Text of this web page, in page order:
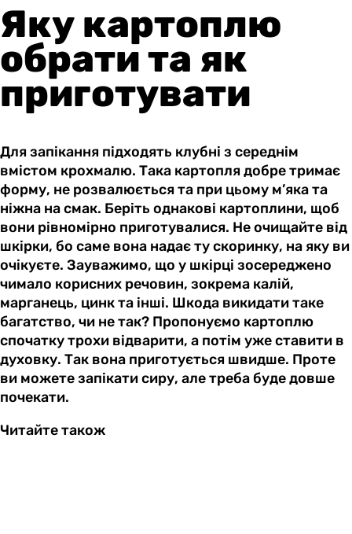
Яку картоплю
обрати та як
приготувати
Для запікання підходять клубні з середнім
вмістом крохмалю. Така картопля добре тримає
форму, не розвалюється та при цьому м’яка та
ніжна на смак. Беріть однакові картоплини, щоб
вони рівномірно приготувалися. Не очищайте від
шкірки, бо саме вона надає ту скоринку, на яку ви
очікуєте. Зауважимо, що у шкірці зосереджено
чимало корисних речовин, зокрема калій,
марганець, цинк та інші. Шкода викидати таке
багатство, чи не так? Пропонуємо картоплю
спочатку трохи відварити, а потім уже ставити в
духовку. Так вона приготується швидше. Проте
ви можете запікати сиру, але треба буде довше
почекати.
Читайте також